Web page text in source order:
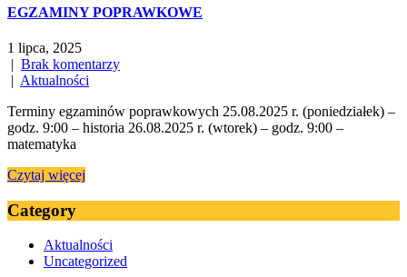
EGZAMINY POPRAWKOWE
1 lipca, 2025
| Brak komentarzy
| Aktualności
Terminy egzaminów poprawkowych 25.08.2025 r. (poniedziałek) –
godz. 9:00 – historia 26.08.2025 r. (wtorek) – godz. 9:00 –
matematyka
Czytaj więcej
Category
Aktualności
Uncategorized